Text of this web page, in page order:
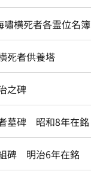
嘯横死者各霊位名簿
死者供養塔
之碑
墓碑 昭和8年在銘
碑 明治6年在銘